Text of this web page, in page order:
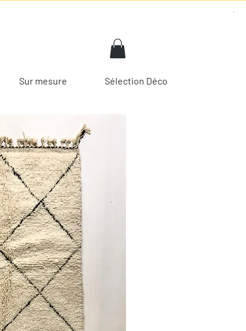
Sur mesure Sélection Déco